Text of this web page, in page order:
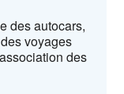
des autocars,
voyages
des